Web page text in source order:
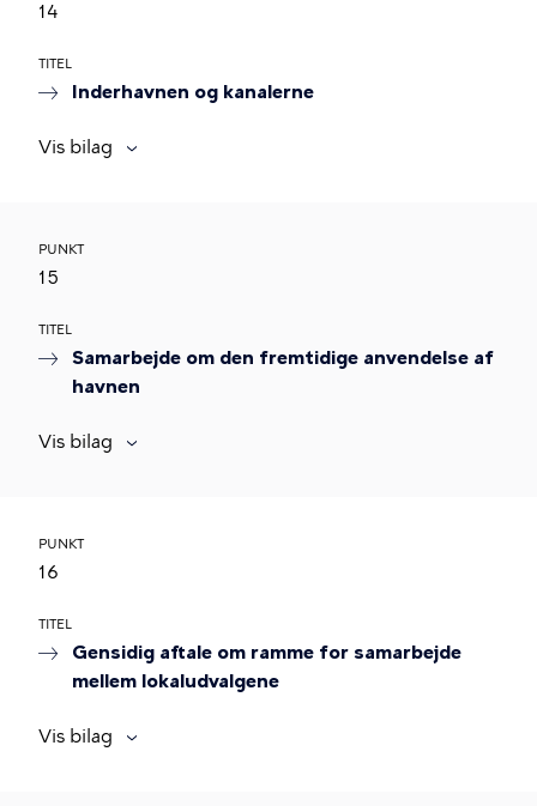
14
TITEL
Inderhavnen og kanalerne
Vis bilag
PUNKT
15
TITEL
Samarbejde om den fremtidige anvendelse af
havnen
Vis bilag
PUNKT
16
TITEL
Gensidig aftale om ramme for samarbejde
mellem lokaludvalgene
Vis bilag